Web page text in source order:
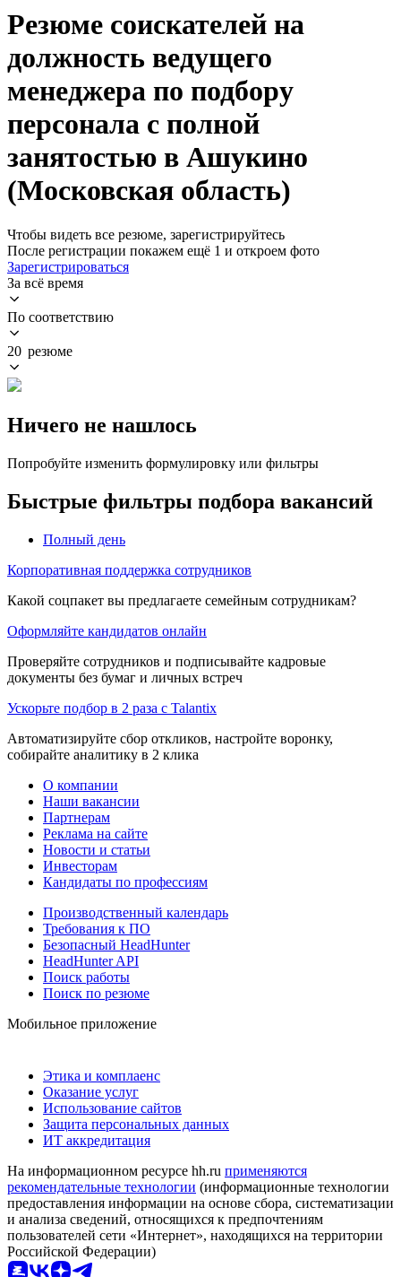
Резюме соискателей на
должность ведущего
менеджера по подбору
персонала с полной
занятостью в Ашукино
(Московская область)
Чтобы видеть все резюме, зарегистрируйтесь
После регистрации покажем ещё 1 и откроем фото
Зарегистрироваться
За всё время
По соответствию
20 резюме
Ничего не нашлось
Попробуйте изменить формулировку или фильтры
Быстрые фильтры подбора вакансий
Полный день
Корпоративная поддержка сотрудников
Какой соцпакет вы предлагаете семейным сотрудникам?
Оформляйте кандидатов онлайн
Проверяйте сотрудников и подписывайте кадровые
документы без бумаг и личных встреч
Ускорьте подбор в 2 раза с Talantix
Автоматизируйте сбор откликов, настройте воронку,
собирайте аналитику в 2 клика
О компании
Наши вакансии
Партнерам
Реклама на сайте
Новости и статьи
Инвесторам
Кандидаты по профессиям
Производственный календарь
Требования к ПО
Безопасный HeadHunter
HeadHunter API
Поиск работы
Поиск по резюме
Мобильное приложение
Этика и комплаенс
Оказание услуг
Использование сайтов
Защита персональных данных
ИТ аккредитация
На информационном ресурсе hh.ru применяются
рекомендательные технологии (информационные технологии
предоставления информации на основе сбора, систематизации
и анализа сведений, относящихся к предпочтениям
пользователей сети «Интернет», находящихся на территории
Российской Федерации)